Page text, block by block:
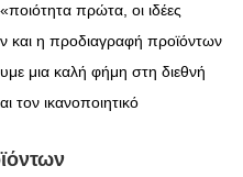
πρώτα, οι ιδέες
και η προδιαγραφή προϊόντων
μια καλή φήμη στη διεθνή
τον ικανοποιητικό